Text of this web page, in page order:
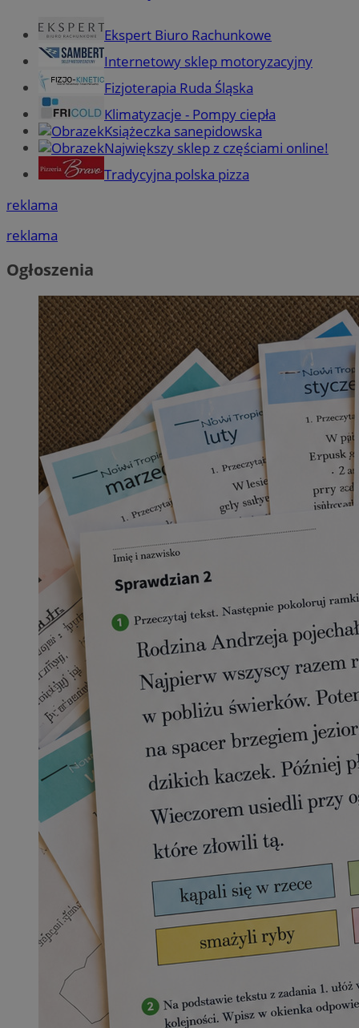
Ekspert Biuro Rachunkowe
Internetowy sklep motoryzacyjny
Fizjoterapia Ruda Śląska
Klimatyzacje - Pompy ciepła
Książeczka sanepidowska
Największy sklep z częściami online!
Tradycyjna polska pizza
reklama
reklama
Ogłoszenia